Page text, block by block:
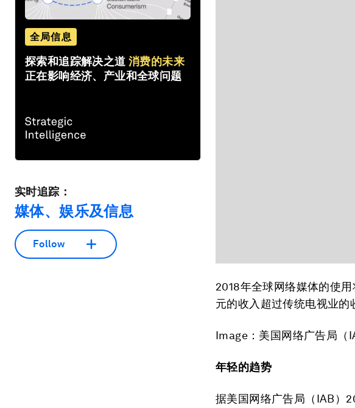
全局信息
探索和追踪解决之道 消费的未来
正在影响经济、产业和全球问题
实时追踪：
媒体、娱乐及信息
Follow
2018年全球网络媒体的使
元的收入超过传统电视业的
Image：美国网络广告局（
年轻的趋势
据美国网络广告局（IAB）